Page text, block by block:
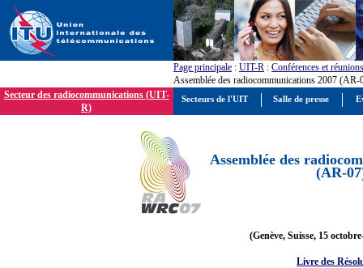
Page principale : UIT-R : Conférences et réunions
Assemblée des radiocommunications 2007 (AR-
Secteur des radiocommunications (UIT-
R)
Assemblée des
(AR-
(Genève, Suisse, 15
Livre des
Secteurs de l'UIT Salle de presse